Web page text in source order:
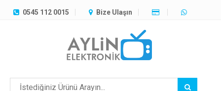
0545 112 0015 Bize Ulaşın
TÜM